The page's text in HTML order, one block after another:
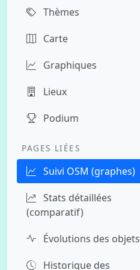
Thèmes
Carte
Graphiques
Lieux
Podium
PAGES LIÉES
Suivi OSM (graphes)
Stats détaillées
(comparatif)
Évolutions des objets
Historique des